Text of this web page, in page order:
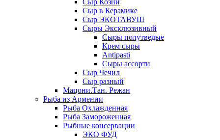
Сыр Козий
Сыр в Керамике
Сыр ЭКОТАВУШ
Сыры Эксклюзивный
Сыры полутведые
Крем сыры
Antipasti
Сыры ассорти
Сыр Чечил
Сыр разный
Мацони.Тан. Режан
Рыба из Армении
Рыба Охлажденная
Рыба Замороженная
Рыбные консервации
ЭКО ФУД